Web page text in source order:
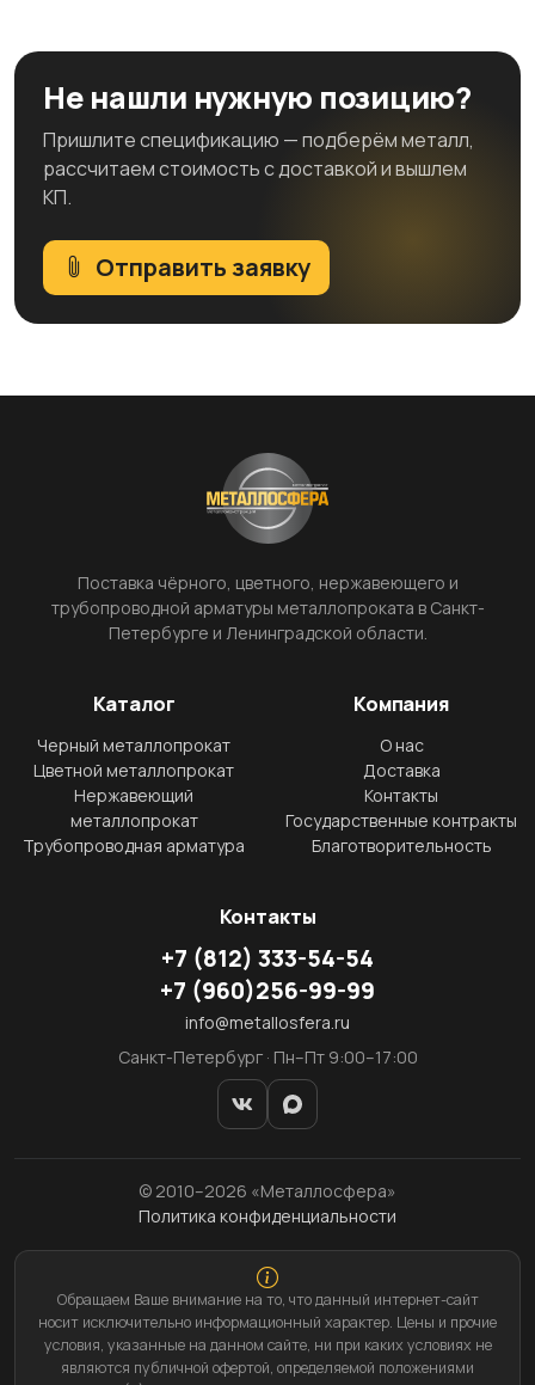
Не нашли нужную позицию?
Пришлите спецификацию — подберём металл,
рассчитаем стоимость с доставкой и вышлем
КП.
Отправить заявку
Поставка чёрного, цветного, нержавеющего и
трубопроводной арматуры металлопроката в Санкт-
Петербурге и Ленинградской области.
Каталог
Черный металлопрокат
Цветной металлопрокат
Нержавеющий
металлопрокат
Трубопроводная арматура
Компания
О нас
Доставка
Контакты
Государственные контракты
Благотворительность
Контакты
+7 (812) 333-54-54
+7 (960)256-99-99
info@metallosfera.ru
Санкт-Петербург · Пн–Пт 9:00–17:00
© 2010–2026 «Металлосфера»
Политика конфиденциальности
Обращаем Ваше внимание на то, что данный интернет-сайт
носит исключительно информационный характер. Цены и прочие
условия, указанные на данном сайте, ни при каких условиях не
являются публичной офертой, определяемой положениями